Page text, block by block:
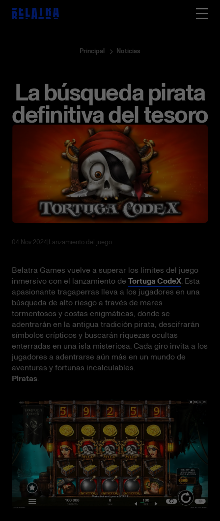
Principal Noticias
La búsqueda pirata
definitiva del tesoro
04 Nov 2024|Lanzamiento del juego
Belatra Games vuelve a superar los límites del juego
inmersivo con el lanzamiento de Tortuga CodeX. Esta
apasionante tragaperras lleva a los jugadores en una
búsqueda de alto riesgo a través de mares
tormentosos y costas enigmáticas, donde se
adentrarán en la antigua tradición pirata, descifrarán
símbolos crípticos y buscarán riquezas ocultas
enterradas en una isla misteriosa. Cada giro invita a los
jugadores a adentrarse aún más en un mundo de
aventuras y fortunas incalculables.
Piratas.